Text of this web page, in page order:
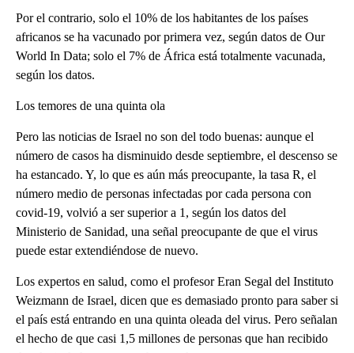
Por el contrario, solo el 10% de los habitantes de los países
africanos se ha vacunado por primera vez, según datos de Our
World In Data; solo el 7% de África está totalmente vacunada,
según los datos.
Los temores de una quinta ola
Pero las noticias de Israel no son del todo buenas: aunque el
número de casos ha disminuido desde septiembre, el descenso se
ha estancado. Y, lo que es aún más preocupante, la tasa R, el
número medio de personas infectadas por cada persona con
covid-19, volvió a ser superior a 1, según los datos del
Ministerio de Sanidad, una señal preocupante de que el virus
puede estar extendiéndose de nuevo.
Los expertos en salud, como el profesor Eran Segal del Instituto
Weizmann de Israel, dicen que es demasiado pronto para saber si
el país está entrando en una quinta oleada del virus. Pero señalan
el hecho de que casi 1,5 millones de personas que han recibido